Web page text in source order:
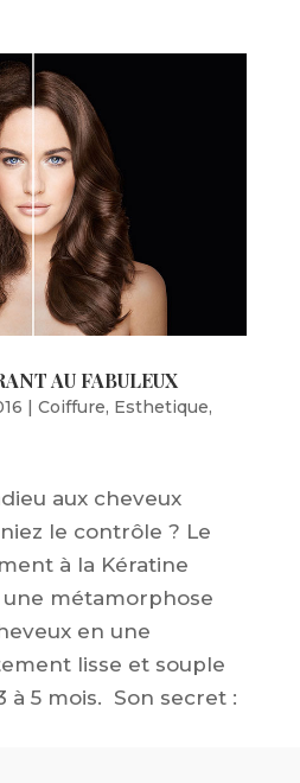
AU FABULEUX
| Coiffure, Esthetique,
aux cheveux
le contrôle ? Le
à la Kératine
métamorphose
en une
lisse et souple
à 5 mois. Son secret :